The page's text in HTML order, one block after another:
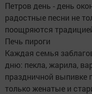
Петров день - день
радостные песни не
поощряются
Печь пироги
Каждая семья
дню: пекла, жарила,
праздничной выпивке
только женатые и